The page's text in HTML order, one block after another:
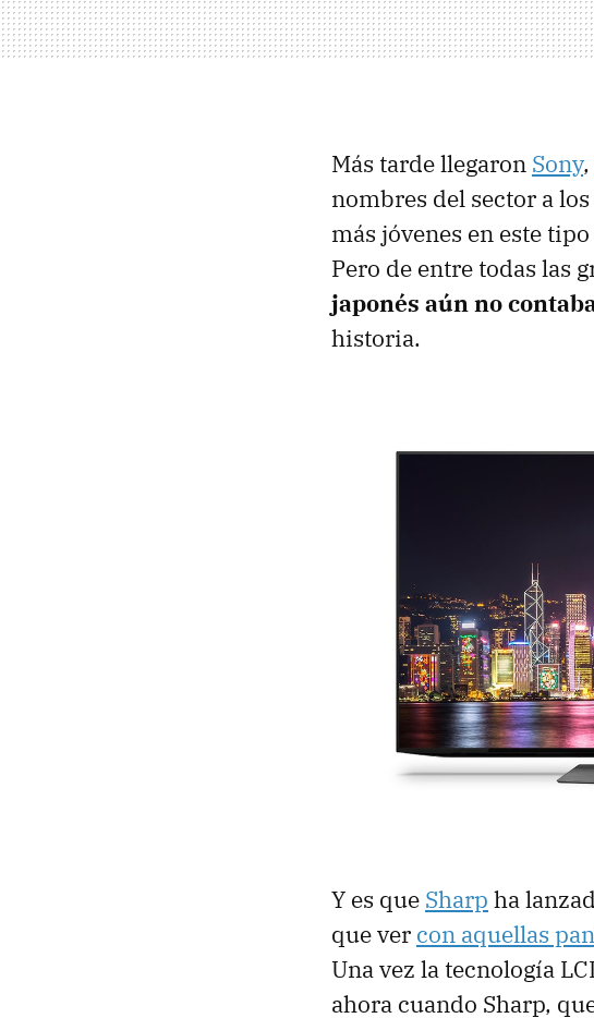
Más tarde llegaron Sony,
nombres del sector a
más jóvenes en este
Pero de entre todas las
japonés aún no
historia.
Y es que Sharp ha
que ver con aquellas
Una vez la tecnología
ahora cuando Sharp,